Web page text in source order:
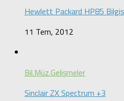
Hewlett Packard HP85
11 Tem, 2012
Bil.Müz.Gelişmeler
Sinclair ZX Spectrum +3